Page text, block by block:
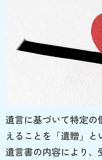
遺言に基づいて特定
えることを「遺贈」と
遺言書の内容により